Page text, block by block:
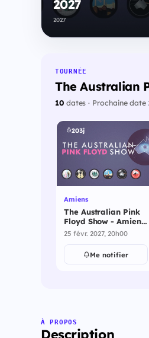
2027
2027
TOURNÉE
The Australian
10dates · Prochaine date
203j
Amiens
The Australian Pink
Floyd Show - Amiens
- 25 février 2027
25 févr. 2027, 20h00
Me notifier
À PROPOS
Description